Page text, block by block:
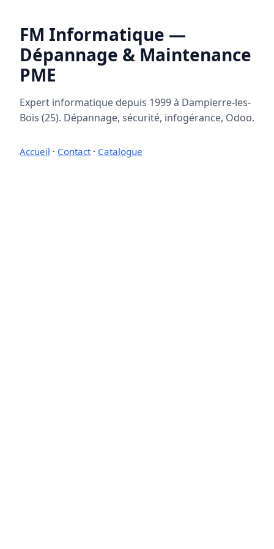
FM Informatique —
Dépannage & Maintenance
PME
Expert informatique depuis 1999 à Dampierre-les-
Bois (25). Dépannage, sécurité, infogérance, Odoo.
Accueil · Contact· Catalogue